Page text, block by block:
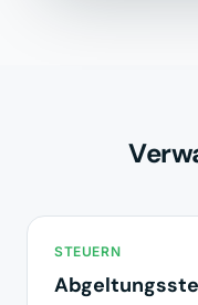
STEUERN